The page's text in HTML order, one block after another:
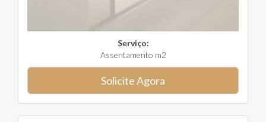
Serviço:
Assentamento m2
Solicite Agora